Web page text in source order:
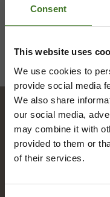
Consent
This website uses
We use cookies to
provide social media
We also share
our social media,
may combine it with
provided to them or
of their services.
Hakemisto
A